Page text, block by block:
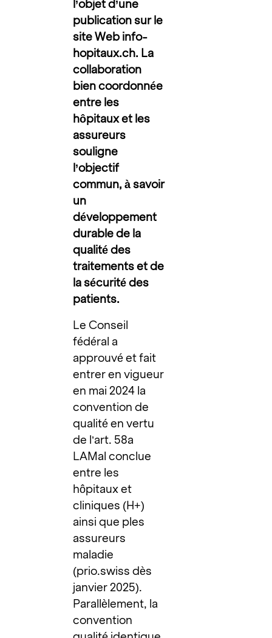
l’objet d’une
publication sur le
site Web info-
hopitaux.ch. La
collaboration
bien coordonnée
entre les
hôpitaux et les
assureurs
souligne
l’objectif
commun, à savoir
un
développement
durable de la
qualité des
traitements et de
la sécurité des
patients.
Le Conseil
fédéral a
approuvé et fait
entrer en vigueur
en mai 2024 la
convention de
qualité en vertu
de l’art. 58a
LAMal conclue
entre les
hôpitaux et
cliniques (H+)
ainsi que ples
assureurs
maladie
(prio.swiss dès
janvier 2025).
Parallèlement, la
convention